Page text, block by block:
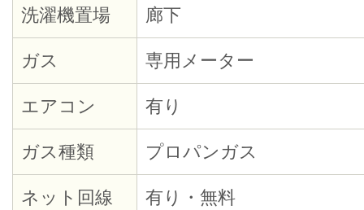
洗濯機置場 廊下
ガス 専用メーター
エアコン 有り
ガス種類 プロパンガス
ネット回線 有り・無料